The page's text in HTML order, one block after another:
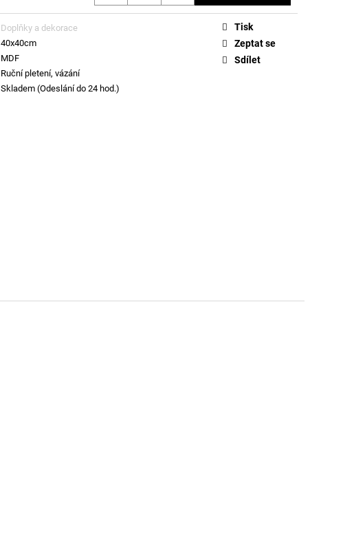
Doplňky a dekorace
40x40cm
MDF
Ruční pletení, vázání
Skladem (Odeslání do 24 hod.)
Tisk
Zeptat se
Sdílet